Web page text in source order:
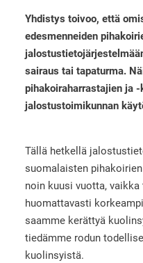
Yhdistys toivoo, että
edesmenneiden
sairaus tai tapaturma.
pihakoiraharrastajien ja
jalostustoimikunnan
Tällä hetkellä
suomalaisten
noin kuusi vuotta,
huomattavasti
saamme kerättyä
tiedämme rodun
kuolinsyistä.